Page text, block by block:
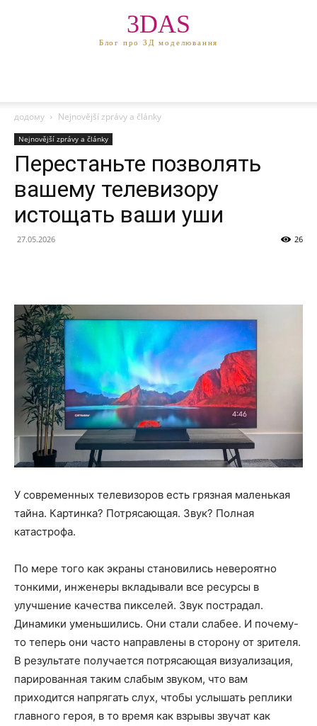
3DAS
Блог про 3Д моделювання
додому Nejnovější zprávy a články
Nejnovější zprávy a články
Перестаньте позволять
вашему телевизору
истощать ваши уши
27.05.2026 26
У современных телевизоров есть грязная маленькая
тайна. Картинка? Потрясающая. Звук? Полная
катастрофа.
По мере того как экраны становились невероятно
тонкими, инженеры вкладывали все ресурсы в
улучшение качества пикселей. Звук пострадал.
Динамики уменьшились. Они стали слабее. И почему-
то теперь они часто направлены в сторону от зрителя.
В результате получается потрясающая визуализация,
парированная таким слабым звуком, что вам
приходится напрягать слух, чтобы услышать реплики
главного героя, в то время как взрывы звучат как